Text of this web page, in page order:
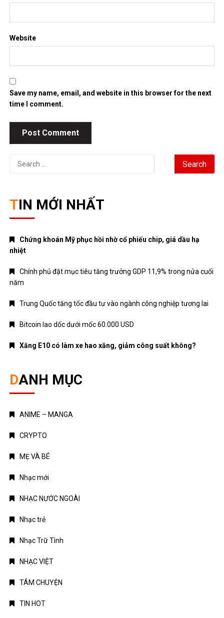
Website
Save my name, email, and website in this browser for the next
time I comment.
Search
TIN MỚI NHẤT
Chứng khoán Mỹ phục hồi nhờ cổ phiếu chip, giá dầu hạ
nhiệt
Chính phủ đặt mục tiêu tăng trưởng GDP 11,9% trong nửa cuối
năm
Trung Quốc tăng tốc đầu tư vào ngành công nghiệp tương lai
Bitcoin lao dốc dưới mốc 60.000 USD
Xăng E10 có làm xe hao xăng, giảm công suất không?
DANH MỤC
ANIME – MANGA
CRYPTO
MẸ VÀ BÉ
Nhạc mới
NHẠC NƯỚC NGOÀI
Nhạc trẻ
Nhạc Trữ Tình
NHẠC VIỆT
TÁM CHUYỆN
TIN HOT